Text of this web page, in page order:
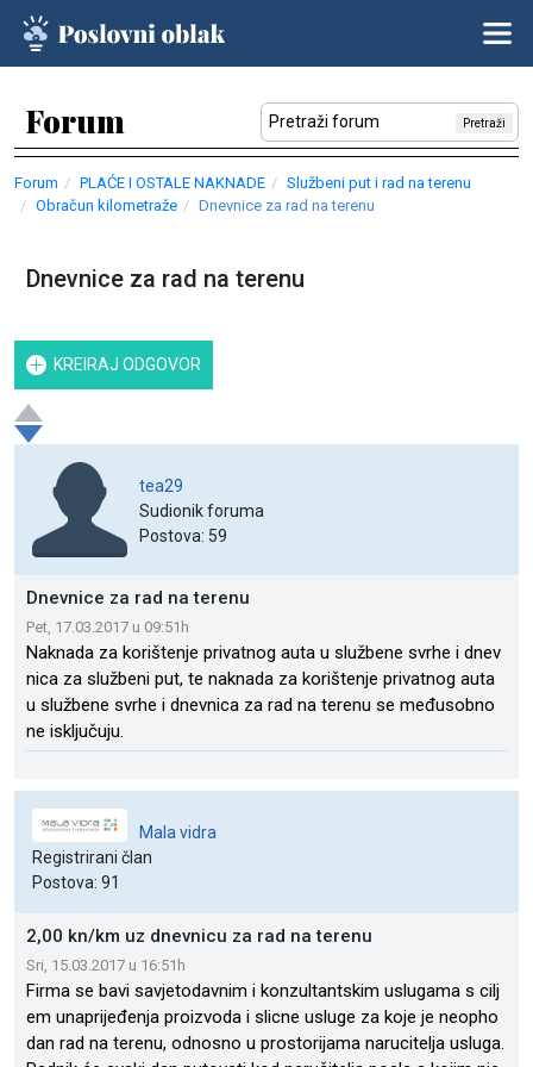
Forum Pretraži
Forum PLAĆE I OSTALE NAKNADE
Službeni put i rad na terenu
Obračun kilometraže
Dnevnice za rad na terenu
Dnevnice za rad na terenu
KREIRAJ ODGOVOR
tea29
Sudionik foruma
Postova: 59
Dnevnice za rad na terenu
Pet, 17.03.2017 u 09:51h
Naknada za korištenje privatnog auta u službene svrhe i dnev
nica za službeni put, te naknada za korištenje privatnog auta
u službene svrhe i dnevnica za rad na terenu se međusobno
ne isključuju.
Mala vidra
Registrirani član
Postova: 91
2,00 kn/km uz dnevnicu za rad na terenu
Sri, 15.03.2017 u 16:51h
Firma se bavi savjetodavnim i konzultantskim uslugama s cilj
em unaprijeđenja proizvoda i slicne usluge za koje je neopho
dan rad na terenu, odnosno u prostorijama narucitelja usluga.